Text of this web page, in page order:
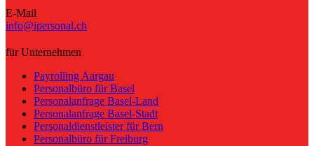
E-Mail
info@ipersonal.ch
für Unternehmen
Payrolling Aargau
Personalbüro für Basel
Personalanfrage Basel-Land
Personalanfrage Basel-Stadt
Personaldienstleister für Bern
Personalbüro für Freiburg